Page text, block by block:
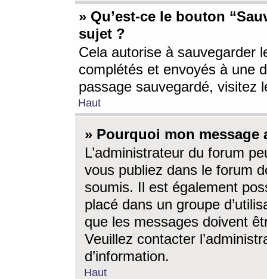
» Qu’est-ce le bouton
sujet ?
Cela autorise à sauvegarder
complétés et envoyés à une
passage sauvegardé, visitez
Haut
» Pourquoi mon message
L’administrateur du forum
vous publiez dans le forum
soumis. Il est également
placé dans un groupe
que les messages doivent
Veuillez contacter
d’information.
Haut